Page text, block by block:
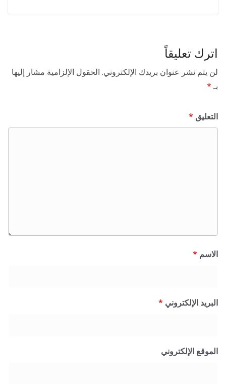
اترك تعليقاً
لن يتم نشر عنوان بريدك الإلكتروني. الحقول الإلزامية مشار إليها
بـ*
التعليق *
الاسم *
البريد الإلكتروني *
الموقع الإلكتروني